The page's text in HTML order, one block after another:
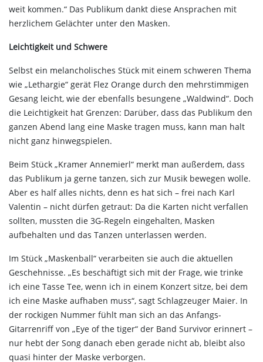
weit kommen.“ Das Publikum dankt diese Ansprachen mit
herzlichem Gelächter unter den Masken.
Leichtigkeit und Schwere
Selbst ein melancholisches Stück mit einem schweren Thema
wie „Lethargie“ gerät Flez Orange durch den mehrstimmigen
Gesang leicht, wie der ebenfalls besungene „Waldwind“. Doch
die Leichtigkeit hat Grenzen: Darüber, dass das Publikum den
ganzen Abend lang eine Maske tragen muss, kann man halt
nicht ganz hinwegspielen.
Beim Stück „Kramer Annemierl“ merkt man außerdem, dass
das Publikum ja gerne tanzen, sich zur Musik bewegen wolle.
Aber es half alles nichts, denn es hat sich – frei nach Karl
Valentin – nicht dürfen getraut: Da die Karten nicht verfallen
sollten, mussten die 3G-Regeln eingehalten, Masken
aufbehalten und das Tanzen unterlassen werden.
Im Stück „Maskenball“ verarbeiten sie auch die aktuellen
Geschehnisse. „Es beschäftigt sich mit der Frage, wie trinke
ich eine Tasse Tee, wenn ich in einem Konzert sitze, bei dem
ich eine Maske aufhaben muss“, sagt Schlagzeuger Maier. In
der rockigen Nummer fühlt man sich an das Anfangs-
Gitarrenriff von „Eye of the tiger“ der Band Survivor erinnert –
nur hebt der Song danach eben gerade nicht ab, bleibt also
quasi hinter der Maske verborgen.